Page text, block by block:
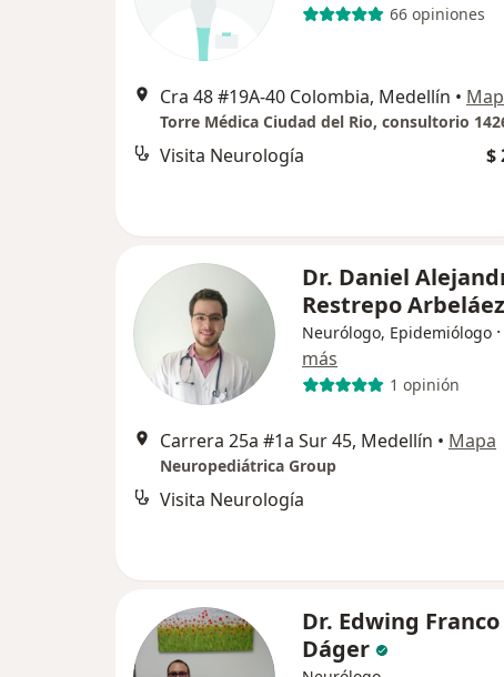
66 opiniones
Cra 48 #19A-40 Colombia, Medellín •
Torre Médica Ciudad del Rio, consultorio
Visita Neurología $
Dr. Daniel
Restrepo Arbeláez
Neurólogo, Epidemiólogo ·
más
1 opinión
Carrera 25a #1a Sur 45, Medellín • Mapa
Neuropediátrica Group
Visita Neurología
Dr. Edwing Franco
Dáger